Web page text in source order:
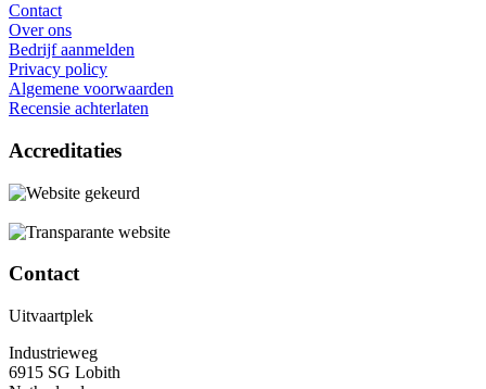
Contact
Over ons
Bedrijf aanmelden
Privacy policy
Algemene voorwaarden
Recensie achterlaten
Accreditaties
Contact
Uitvaartplek
Industrieweg
6915 SG Lobith